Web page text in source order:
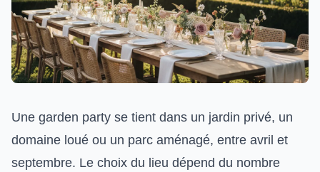
Une garden party se tient dans un jardin privé, un
domaine loué ou un parc aménagé, entre avril et
septembre. Le choix du lieu dépend du nombre